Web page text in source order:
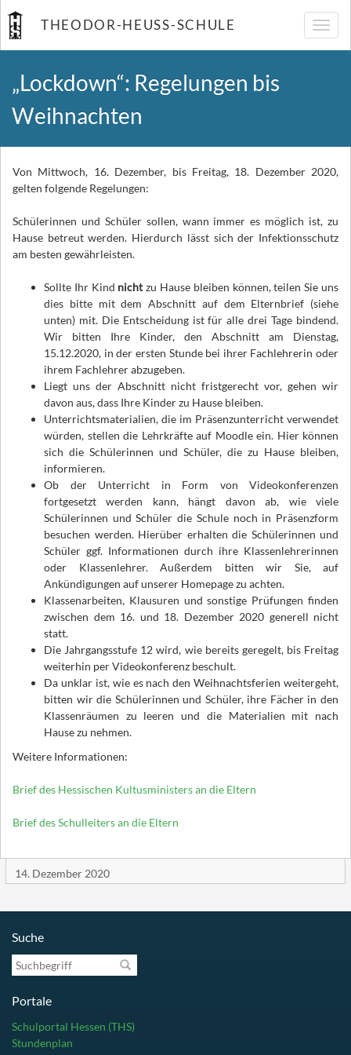
THEODOR-HEUSS-SCHULE
„Lockdown“: Regelungen bis
Weihnachten
Von Mittwoch, 16. Dezember, bis Freitag, 18. Dezember 2020,
gelten folgende Regelungen:
Schülerinnen und Schüler sollen, wann immer es möglich ist, zu
Hause betreut werden. Hierdurch lässt sich der Infektionsschutz
am besten gewährleisten.
Sollte Ihr Kind nichtzu Hause bleiben können, teilen Sie uns
dies bitte mit dem Abschnitt auf dem Elternbrief (siehe
unten) mit. Die Entscheidung ist für alle drei Tage bindend.
Wir bitten Ihre Kinder, den Abschnitt am Dienstag,
15.12.2020, in der ersten Stunde bei ihrer Fachlehrerin oder
ihrem Fachlehrer abzugeben.
Liegt uns der Abschnitt nicht fristgerecht vor, gehen wir
davon aus, dass Ihre Kinder zu Hause bleiben.
Unterrichtsmaterialien, die im Präsenzunterricht verwendet
würden, stellen die Lehrkräfte auf Moodle ein. Hier können
sich die Schülerinnen und Schüler, die zu Hause bleiben,
informieren.
Ob der Unterricht in Form von Videokonferenzen
fortgesetzt werden kann, hängt davon ab, wie viele
Schülerinnen und Schüler die Schule noch in Präsenzform
besuchen werden. Hierüber erhalten die Schülerinnen und
Schüler ggf. Informationen durch ihre Klassenlehrerinnen
oder Klassenlehrer. Außerdem bitten wir Sie, auf
Ankündigungen auf unserer Homepage zu achten.
Klassenarbeiten, Klausuren und sonstige Prüfungen finden
zwischen dem 16. und 18. Dezember 2020 generell nicht
statt.
Die Jahrgangsstufe 12 wird, wie bereits geregelt, bis Freitag
weiterhin per Videokonferenz beschult.
Da unklar ist, wie es nach den Weihnachtsferien weitergeht,
bitten wir die Schülerinnen und Schüler, ihre Fächer in den
Klassenräumen zu leeren und die Materialien mit nach
Hause zu nehmen.
Weitere Informationen:
Brief des Hessischen Kultusministers an die Eltern
Brief des Schulleiters an die Eltern
14. Dezember 2020
Suche
Suchbegriff
Portale
Schulportal Hessen (THS)
Stundenplan